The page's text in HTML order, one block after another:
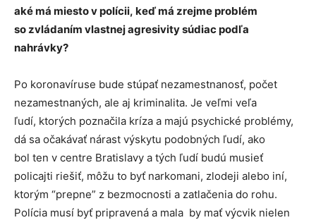
aké má miesto v polícii, keď má zrejme problém
so zvládaním vlastnej agresivity súdiac podľa
nahrávky?
Po koronavíruse bude stúpať nezamestnanosť, počet
nezamestnaných, ale aj kriminalita. Je veľmi veľa
ľudí, ktorých poznačila kríza a majú psychické problémy,
dá sa očakávať nárast výskytu podobných ľudí, ako
bol ten v centre Bratislavy a tých ľudí budú musieť
policajti riešiť, môžu to byť narkomani, zlodeji alebo iní,
ktorým “prepne” z bezmocnosti a zatlačenia do rohu.
Polícia musí byť pripravená a mala by mať výcvik nielen